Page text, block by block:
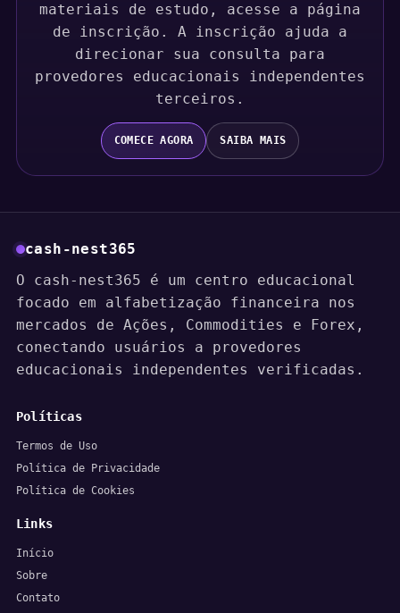
materiais de estudo, acesse a página
de inscrição. A inscrição ajuda a
direcionar sua consulta para
provedores educacionais independentes
terceiros.
COMECE AGORA SAIBA MAIS
cash-nest365
O cash-nest365 é um centro educacional
focado em alfabetização financeira nos
mercados de Ações, Commodities e Forex,
conectando usuários a provedores
educacionais independentes verificadas.
Políticas
Termos de Uso
Política de Privacidade
Política de Cookies
Links
Início
Sobre
Contato